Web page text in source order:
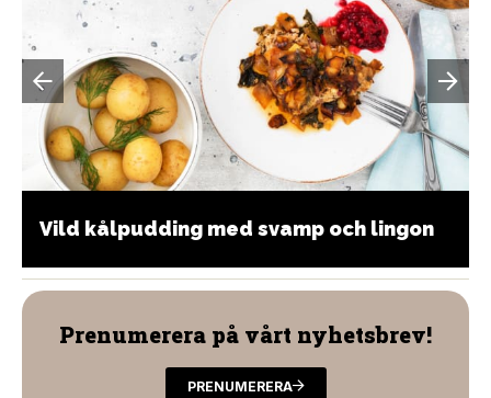
Vild kålpudding med svamp och lingon
Prenumerera på vårt nyhetsbrev!
PRENUMERERA